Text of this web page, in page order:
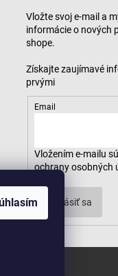
Vložte svoj e-mail a
informácie o nových
shope.
Email
Vložením e-mailu
ochrany osobných
Prihlásiť sa